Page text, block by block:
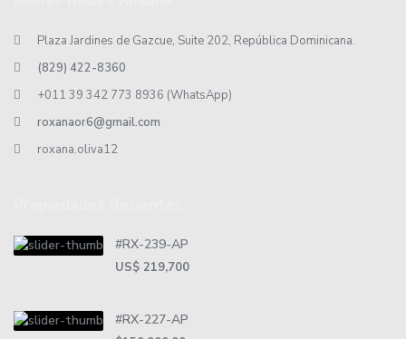
Plaza Jardines de Gazcue, Suite 202, República Dominicana.
(829) 422-8360
+011 39 342 773 8936 (WhatsApp)
roxanaor6@gmail.com
roxana.oliva12
#RX-239-AP
US$ 219,700
#RX-227-AP